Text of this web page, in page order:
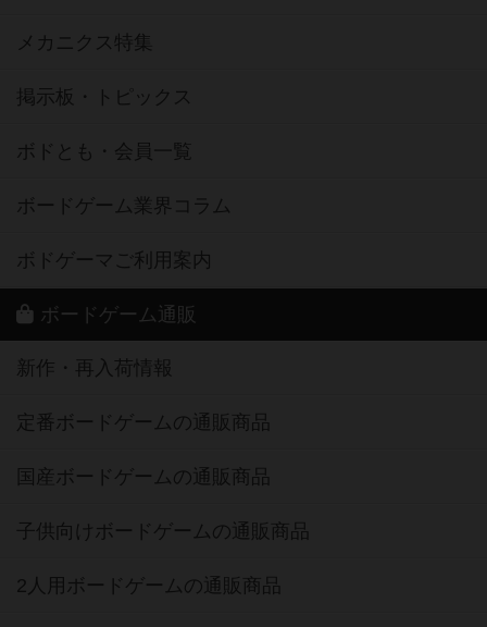
メカニクス特集
掲示板・トピックス
ボドとも・会員一覧
ボードゲーム業界コラム
ボドゲーマご利用案内
ボードゲーム通販
新作・再入荷情報
定番ボードゲームの通販商品
国産ボードゲームの通販商品
子供向けボードゲームの通販商品
2人用ボードゲームの通販商品